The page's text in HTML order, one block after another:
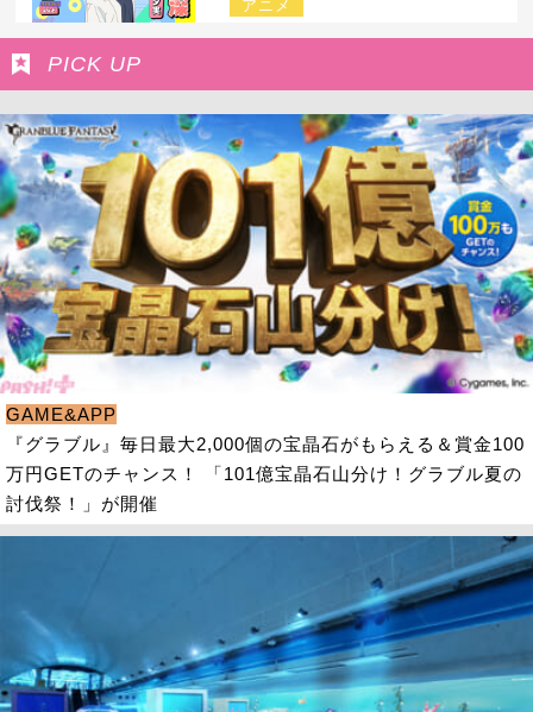
アニメ
PICK UP
GAME&APP
『グラブル』毎日最大2,000個の宝晶石がもらえる＆賞金100
万円GETのチャンス！ 「101億宝晶石山分け！グラブル夏の
討伐祭！」が開催